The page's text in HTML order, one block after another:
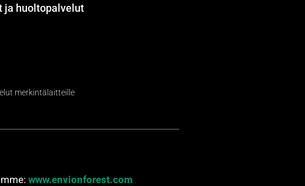
ja huoltopalvelut
merkintälaitteille
www.envionforest.com